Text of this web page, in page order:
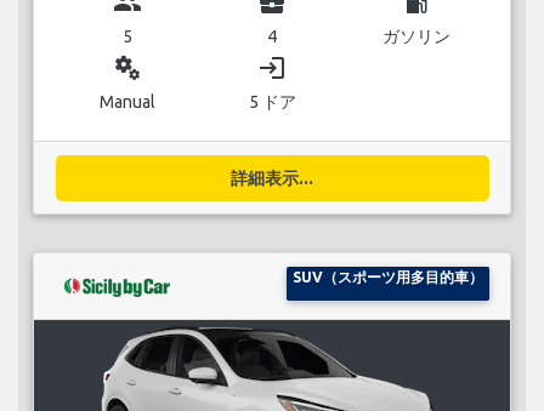
5 4 ガソリン
miscellaneous_services
Manual
login
5 ドア
詳細表示...
SUV（スポーツ用多目的車）